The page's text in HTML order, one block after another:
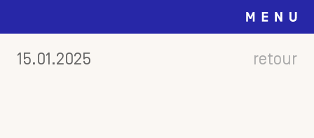
15.01.2025 retour